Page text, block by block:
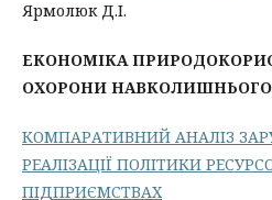
Ярмолюк Д.І.
ЕКОНОМІКА
ОХОРОНИ
КОМПАРАТИВНИЙ АНАЛІЗ
РЕАЛІЗАЦІЇ ПОЛІТИКИ
ПІДПРИЄМСТВАХ